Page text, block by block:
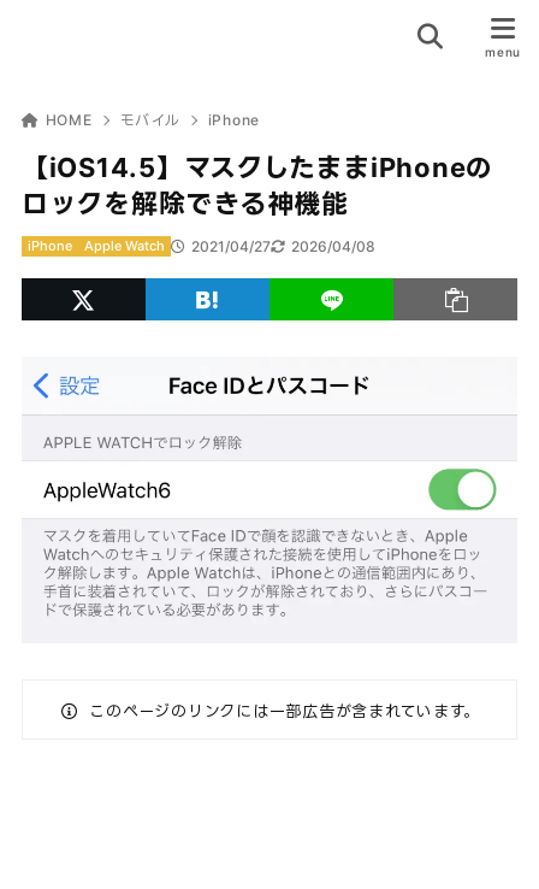
HOME モバイル iPhone
【iOS14.5】マスクしたままiPhoneの
ロックを解除できる神機能
2021/04/27 2026/04/08
iPhone Apple Watch
このページのリンクには一部広告が含まれています。